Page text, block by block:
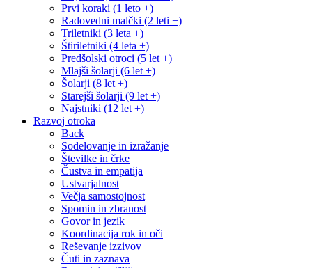
Prvi koraki (1 leto +)
Radovedni malčki (2 leti +)
Triletniki (3 leta +)
Štiriletniki (4 leta +)
Predšolski otroci (5 let +)
Mlajši šolarji (6 let +)
Šolarji (8 let +)
Starejši šolarji (9 let +)
Najstniki (12 let +)
Razvoj otroka
Back
Sodelovanje in izražanje
Številke in črke
Čustva in empatija
Ustvarjalnost
Večja samostojnost
Spomin in zbranost
Govor in jezik
Koordinacija rok in oči
Reševanje izzivov
Čuti in zaznava